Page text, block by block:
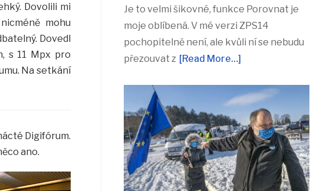
Dovolili mi
mohu
Dovedl
s 11 Mpx pro
Na setkání
Digifórum.
ano.
Je to velmi šikovné, funkce Porovnat je
moje oblíbená. V mé verzi ZPS14
pochopitelně není, ale kvůli ní se nebudu
přezouvat z [Read More…]